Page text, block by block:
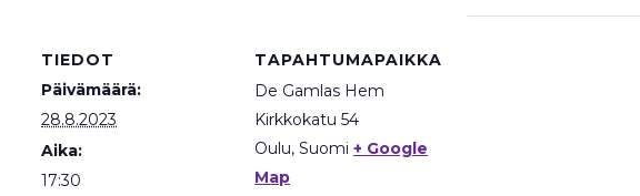
TIEDOT
Päivämäärä:
28.8.2023
Aika:
17:30
TAPAHTUMAPAIKKA
De Gamlas Hem
Kirkkokatu 54
Oulu, Suomi + Google
Map